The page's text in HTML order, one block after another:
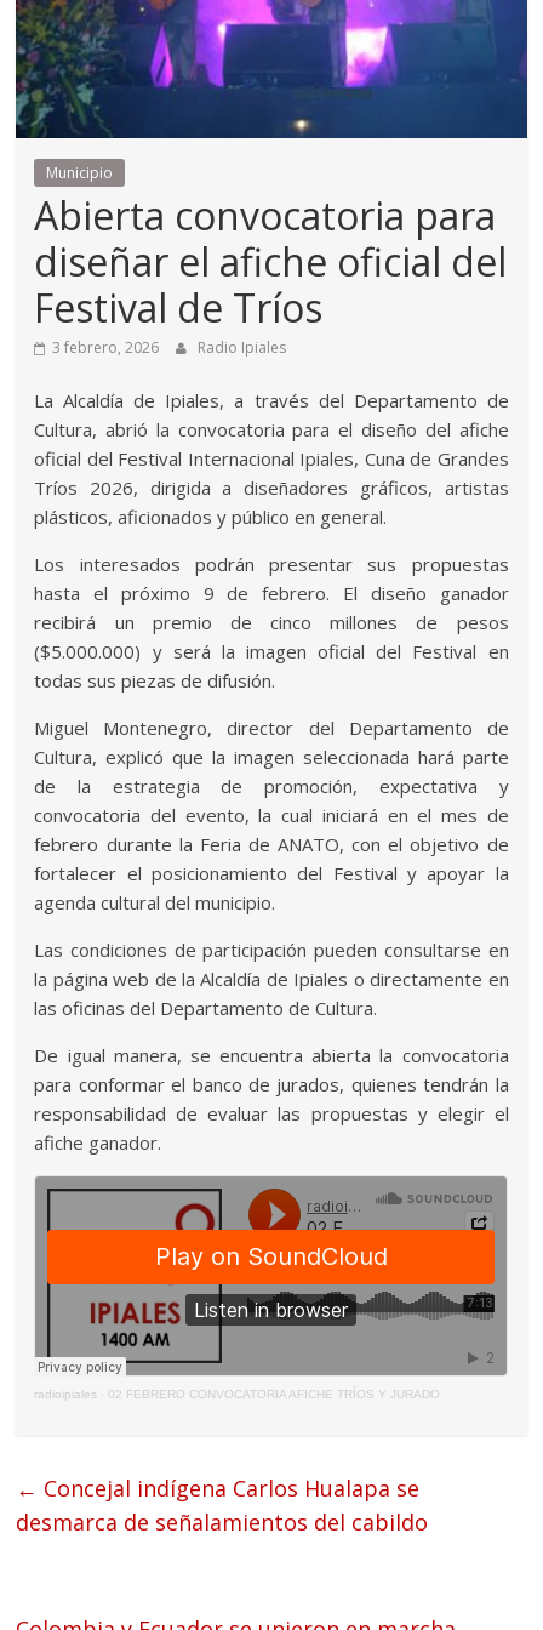
Municipio
Abierta convocatoria para
diseñar el afiche oficial del
Festival de Tríos
3 febrero, 2026 Radio Ipiales
La Alcaldía de Ipiales, a través del Departamento de
Cultura, abrió la convocatoria para el diseño del afiche
oficial del Festival Internacional Ipiales, Cuna de Grandes
Tríos 2026, dirigida a diseñadores gráficos, artistas
plásticos, aficionados y público en general.
Los interesados podrán presentar sus propuestas
hasta el próximo 9 de febrero. El diseño ganador
recibirá un premio de cinco millones de pesos
($5.000.000) y será la imagen oficial del Festival en
todas sus piezas de difusión.
Miguel Montenegro, director del Departamento de
Cultura, explicó que la imagen seleccionada hará parte
de la estrategia de promoción, expectativa y
convocatoria del evento, la cual iniciará en el mes de
febrero durante la Feria de ANATO, con el objetivo de
fortalecer el posicionamiento del Festival y apoyar la
agenda cultural del municipio.
Las condiciones de participación pueden consultarse en
la página web de la Alcaldía de Ipiales o directamente en
las oficinas del Departamento de Cultura.
De igual manera, se encuentra abierta la convocatoria
para conformar el banco de jurados, quienes tendrán la
responsabilidad de evaluar las propuestas y elegir el
afiche ganador.
radioipiales ·02 FEBRERO CONVOCATORIA AFICHE TRÍOS Y JURADO
← Concejal indígena Carlos Hualapa se
desmarca de señalamientos del cabildo